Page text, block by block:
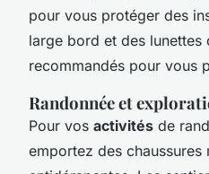
pour vous protéger des
large bord et des lunettes
recommandés pour vous
Randonnée et
Pour vos activités de
emportez des chaussures